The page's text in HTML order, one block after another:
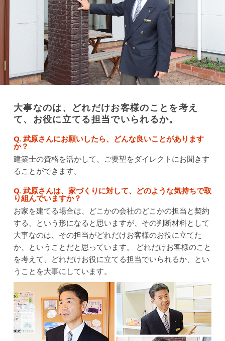
大事なのは、どれだけお客様のことを考え
て、お役に立てる担当でいられるか。
Q. 武原さんにお願いしたら、どんな良いことがあります
か？
建築士の資格を活かして、ご要望をダイレクトにお聞きす
ることができます。
Q. 武原さんは、家づくりに対して、どのような気持ちで取
り組んでいますか？
お家を建てる場合は、どこかの会社のどこかの担当と契約
する、という形になると思いますが、その判断材料として
大事なのは、その担当がどれだけお客様のお役に立てた
か、ということだと思っています。
どれだけお客様のこと
を考えて、どれだけお役に立てる担当でいられるか、とい
うことを大事にしています。